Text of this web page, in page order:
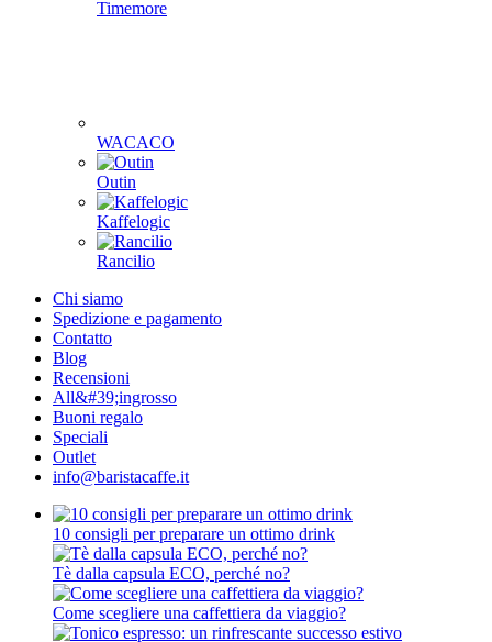
Timemore
WACACO
Outin
Kaffelogic
Rancilio
Chi siamo
Spedizione e pagamento
Contatto
Blog
Recensioni
All&#39;ingrosso
Buoni regalo
Speciali
Outlet
info@baristacaffe.it
10 consigli per preparare un ottimo drink
Tè dalla capsula ECO, perché no?
Come scegliere una caffettiera da viaggio?